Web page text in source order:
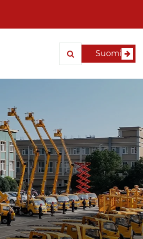
Suomi